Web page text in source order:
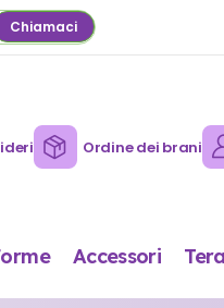
Chiamaci
Ordine dei brani
Accessori